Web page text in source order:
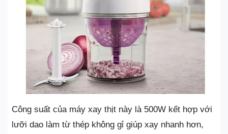
Công suất của máy xay thịt này là 500W kết hợp với
lưỡi dao làm từ thép không gỉ giúp xay nhanh hơn,